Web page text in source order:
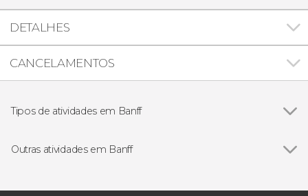
DETALHES
CANCELAMENTOS
Tipos de atividades em Banff
Outras atividades em Banff
Trilha por Banff